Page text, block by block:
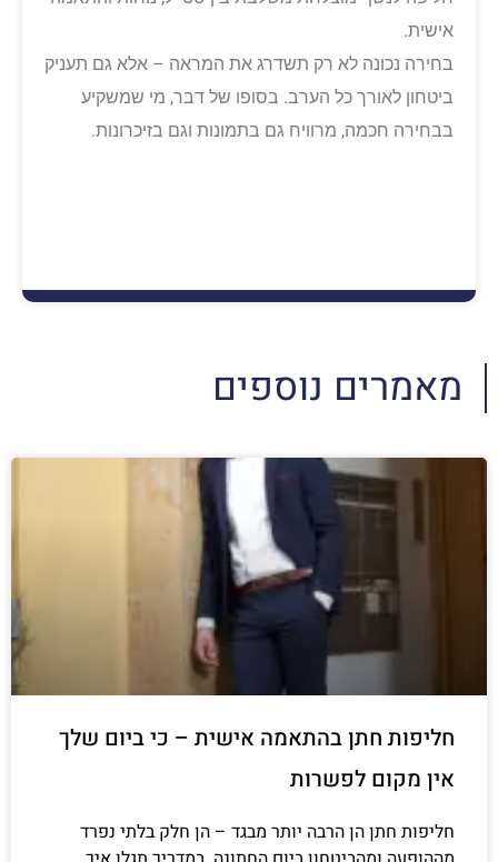
אישית.
בחירה נכונה לא רק תשדרג את המראה – אלא גם תעניק
ביטחון לאורך כל הערב. בסופו של דבר, מי שמשקיע
בבחירה חכמה, מרוויח גם בתמונות וגם בזיכרונות.
מאמרים נוספים
חליפות חתן בהתאמה אישית – כי ביום שלך
אין מקום לפשרות
חליפות חתן הן הרבה יותר מבגד – הן חלק בלתי נפרד